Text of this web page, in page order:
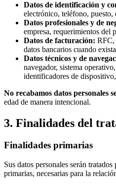
Datos de identificación y
electrónico, teléfono, puesto,
Datos profesionales y de
empresa, requerimientos del
Datos de facturación: RFC,
datos bancarios cuando
Datos técnicos y de
navegador, sistema
identificadores de
No recabamos datos personales
edad de manera intencional.
3. Finalidades del
Finalidades primarias
Sus datos personales serán
primarias, necesarias para la